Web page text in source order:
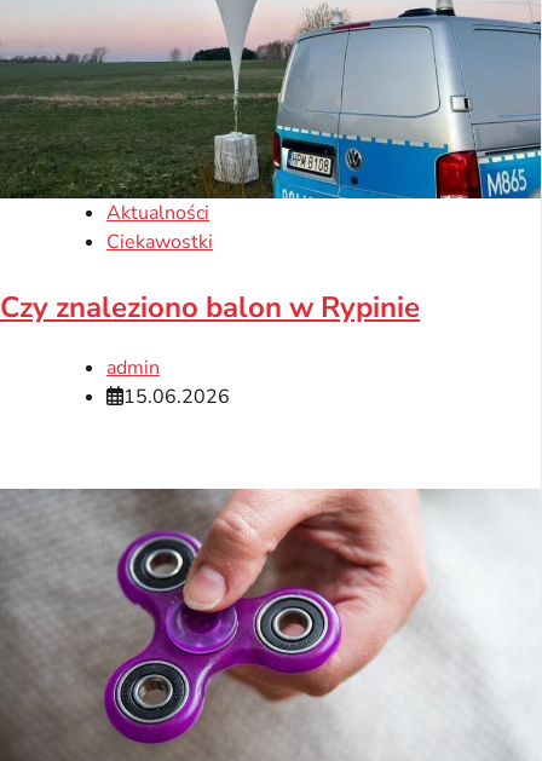
Aktualności
Ciekawostki
Czy znaleziono balon w Rypinie
admin
15.06.2026